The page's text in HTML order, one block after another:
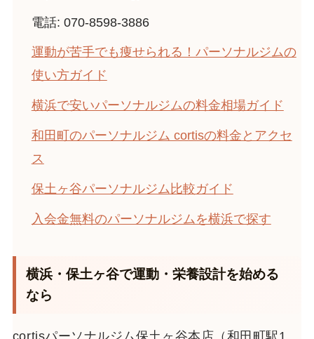
電話: 070-8598-3886
運動が苦手でも痩せられる！パーソナルジムの
使い方ガイド
横浜で安いパーソナルジムの料金相場ガイド
和田町のパーソナルジム cortisの料金とアクセ
ス
保土ヶ谷パーソナルジム比較ガイド
入会金無料のパーソナルジムを横浜で探す
横浜・保土ヶ谷で運動・栄養設計を始める
なら
cortisパーソナルジム保土ヶ谷本店（和田町駅1